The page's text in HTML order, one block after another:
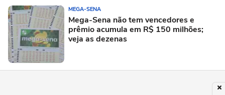
MEGA-SENA
Mega-Sena não tem vencedores e
prêmio acumula em R$ 150 milhões;
veja as dezenas